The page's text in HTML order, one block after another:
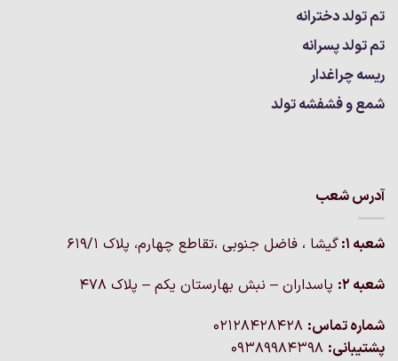
تم تولد دخترانه
تم تولد پسرانه
ریسه چراغدار
شمع و فشفشه تولد
آدرس شعب
شعبه 1:
گيشا ، فاضل جنوبی ،تقاطع چهارم، پلاک 619/1
شعبه 2:
پاسداران – نبش بهارستان یکم – پلاک ۴۷۸
شماره تماس:
پشتیبانی: